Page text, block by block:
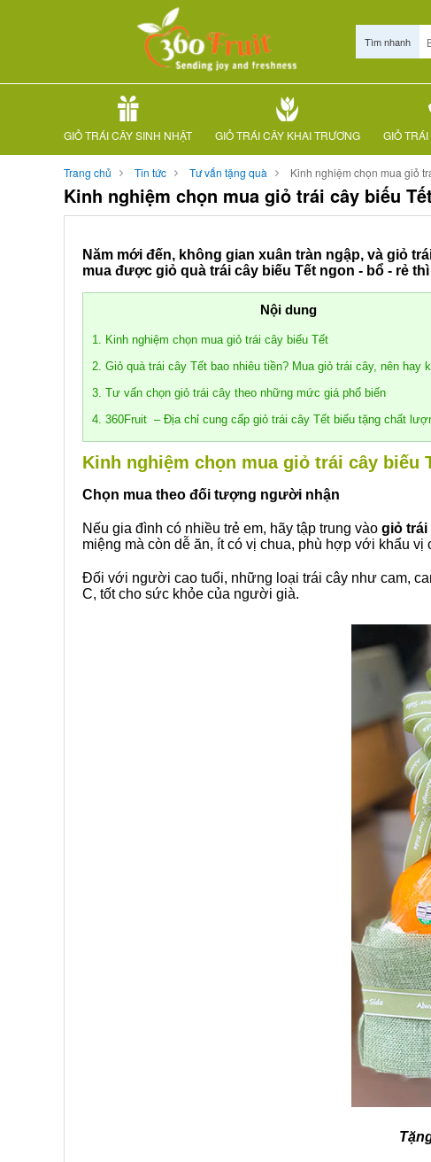
Tìm nhanh
GIỎ TRÁI CÂY SINH NHẬT GIỎ TRÁI CÂY KHAI TRƯƠNG GIỎ
Trang chủ Tin tức Tư vấn tặng quà Kinh nghiệm chọn mua giỏ
Kinh nghiệm chọn mua giỏ trái cây biếu
Năm mới đến, không gian xuân tràn ngập, và giỏ
mua được giỏ quà trái cây biếu Tết ngon - bổ - rẻ
Nội dung
1. Kinh nghiệm chọn mua giỏ trái cây biếu Tết
2. Giỏ quà trái cây Tết bao nhiêu tiền? Mua giỏ trái cây, nên hay
3. Tư vấn chọn giỏ trái cây theo những mức giá phổ biến
4. 360Fruit – Địa chỉ cung cấp giỏ trái cây Tết biếu tặng chất
Kinh nghiệm chọn mua giỏ trái cây biếu
Chọn mua theo đối tượng người nhận
Nếu gia đình có nhiều trẻ em, hãy tập trung vào giỏ trái
miệng mà còn dễ ăn, ít có vị chua, phù hợp với khẩu vị
Đối với người cao tuổi, những loại trái cây như cam,
C, tốt cho sức khỏe của người già.